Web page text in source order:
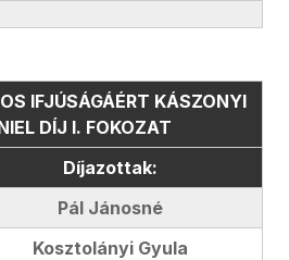
IFJÚSÁGÁÉRT KÁSZONYI
DÍJ I. FOKOZAT
Díjazottak:
Pál Jánosné
Kosztolányi Gyula